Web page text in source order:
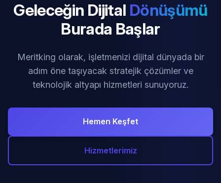
Geleceğin Dijital Dönüşümü
Burada Başlar
Meritking olarak, işletmenizi dijital dünyada bir
adım öne taşıyacak stratejik çözümler ve
teknolojik altyapı hizmetleri sunuyoruz.
Hemen Keşfet
Hizmetlerimiz